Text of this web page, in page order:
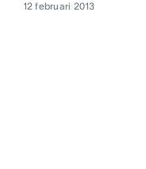
12 februari 2013